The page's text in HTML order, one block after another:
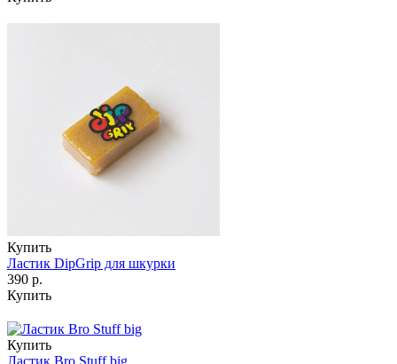
Купить
Ластик DipGrip для шкурки
390 р.
Купить
Купить
Ластик Bro Stuff big